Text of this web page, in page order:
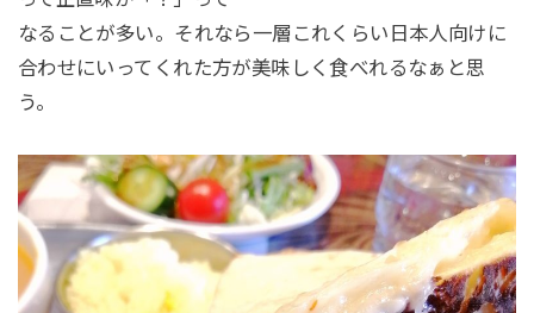
なることが多い。それなら一層これくらい日本人向けに
合わせにいってくれた方が美味しく食べれるなぁと思
う。